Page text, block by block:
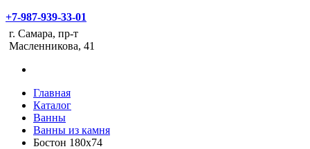
+7-987-939-33-01
г. Самара, пр-т
Масленникова, 41
Главная
Каталог
Ванны
Ванны из камня
Бостон 180х74